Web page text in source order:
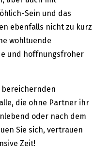
Sein und das
ebenfalls nicht zu kurz
wohltuende
und hoffnungsfroher
bereichernden
die ohne Partner ihr
oder nach dem
Sie sich, vertrauen
Zeit!